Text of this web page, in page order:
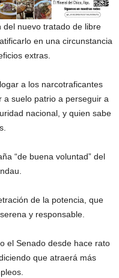
nuevo tratado de libre
en una circunstancia
extras.
a los narcotraficantes
suelo patrio a perseguir a
nacional, y quien sabe
“de buena voluntad” del
de la potencia, que
y responsable.
el Senado desde hace rato
que atraerá más